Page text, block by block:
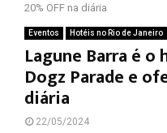
20% OFF na diária
Eventos Hotéis no Rio de Janeiro
Lagune Barra é
Dogz Parade e
diária
22/05/2024